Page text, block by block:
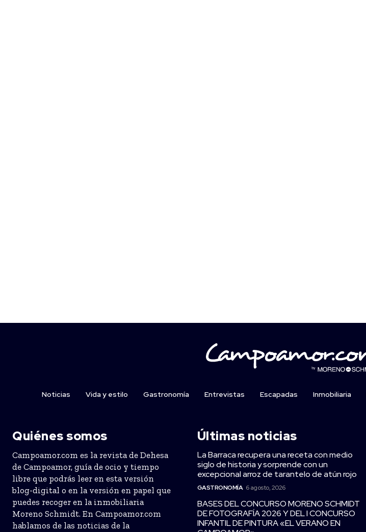
Noticias Vida y estilo Gastronomía Entrevistas Escapadas Inmobiliaria
Quiénes somos
Campoamor.com es la revista de Dehesa
de Campoamor, guía de ocio y tiempo
libre que podrás leer en esta versión
blog-digital o en la versión en papel que
puedes recoger en la inmobiliaria
Moreno Schmidt. En Campoamor.com
hablamos de las noticias de la
Últimas noticias
La Barraca recupera una receta con medio
siglo de historia y sorprende con un
excepcional arroz de tarantelo de atún rojo
GASTRONOMÍA 6 agosto, 2026
BASES DEL CONCURSO MORENO SCHMIDT
DE FOTOGRAFÍA 2026 Y DEL I CONCURSO
INFANTIL DE PINTURA «EL VERANO EN